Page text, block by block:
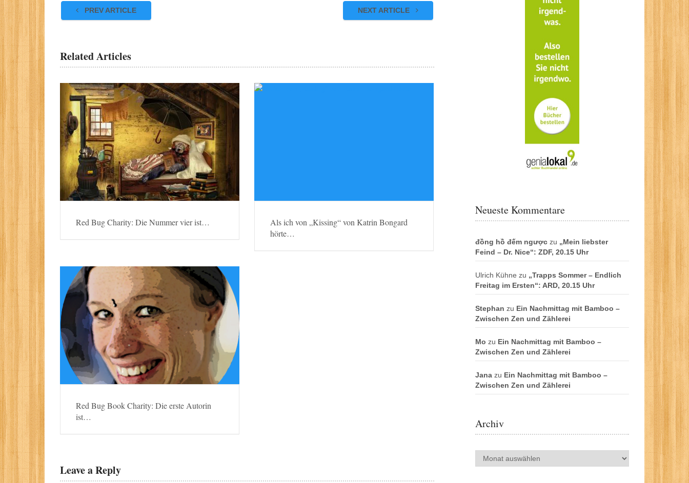
PREV ARTICLE NEXT ARTICLE
Related Articles
Red Bug Charity: Die Nummer vier ist…
Als ich von „Kissing“ von Katrin Bongard
hörte…
Red Bug Book Charity: Die erste Autorin
ist…
Leave a Reply
Neueste Kommentare
đồng hồ đếm ngược zu „Mein liebster
Feind – Dr. Nice“: ZDF, 20.15 Uhr
Ulrich Kühne zu „Trapps Sommer – Endlich
Freitag im Ersten“: ARD, 20.15 Uhr
Stephan zu Ein Nachmittag mit Bamboo –
Zwischen Zen und Zählerei
Mo zu Ein Nachmittag mit Bamboo –
Zwischen Zen und Zählerei
Jana zu Ein Nachmittag mit Bamboo –
Zwischen Zen und Zählerei
Archiv
Archiv